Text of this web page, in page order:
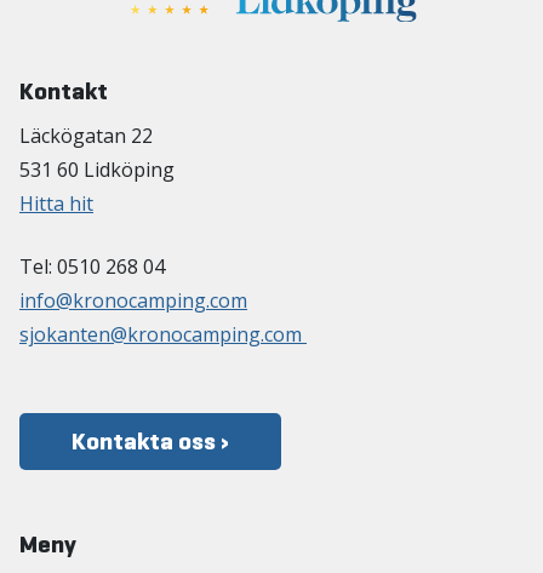
Kontakt
Läckögatan 22
531 60 Lidköping
Hitta hit
Tel: 0510 268 04
info@kronocamping.com
sjokanten@kronocamping.com
Kontakta oss ›
Meny